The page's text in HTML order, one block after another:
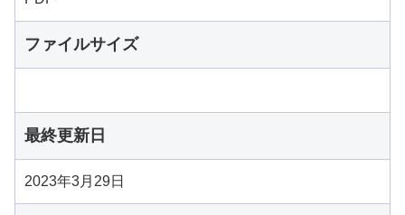
ファイルサイズ
最終更新日
2023年3月29日